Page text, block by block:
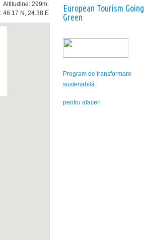
Altitudine: 299m.
46.17 N, 24.38 E
European Tourism Going
Green
Program de transformare
sustenabilă
pentru afaceri